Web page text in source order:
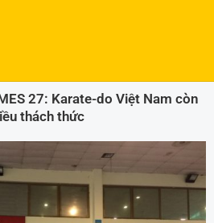
27: Karate-do Việt Nam còn
thách thức